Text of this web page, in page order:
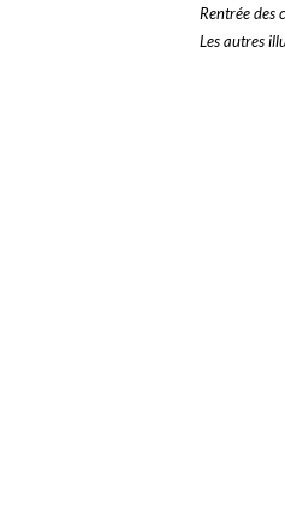
Rentrée des
Les autres